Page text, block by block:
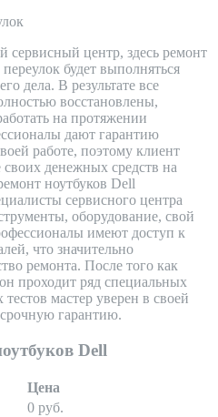
сервисный центр, здесь ремонт
будет выполняться
дела. В результате все
восстановлены,
на протяжении
дают гарантию
работе, поэтому клиент
денежных средств на
ноутбуков Dell
сервисного центра
оборудование, свой
имеют доступ к
что значительно
ремонта. После того как
проходит ряд специальных
мастер уверен в своей
гарантию.
Dell
Цена
0 руб.